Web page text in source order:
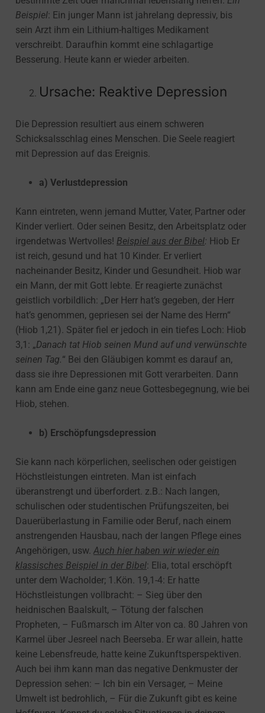
Beispiel: Ein junger Mann ist jahrelang depressiv, bis
sein Arzt ihm ein Lithium-haltiges Medikament
verschreibt. Daraufhin kommt eine schlagartige
Besserung. Heute kann er wieder arbeiten.
Ursache: Reaktive Depression
Die Depression resultiert aus einem schweren
Schicksalsschlag eines Menschen. Die Seele reagiert
mit Depression auf das Ereignis.
a) Verlustdepression
Kann eintreten, wenn jemand Mutter, Vater, Partner oder
Kinder verliert. Oder seinen Besitz, den Arbeitsplatz oder
irgendetwas Wertvolles! Beispiel aus der Bibel: Hiob Er
ist reich, gesund und hat 10 Kinder. Er verliert
nacheinander Besitz, Kinder und Gesundheit. Hiob war
ein Mann, der mit Gott lebte. Er reagierte zunächst
geistlich vorbildlich: „Der Herr hat’s gegeben, der Herr
hat’s genommen, gepriesen sei der Name des Herrn“
(Hiob 1,21). Später fiel er jedoch in ein tiefes Loch: Hiob
3,1: „Danach tat Hiob seinen Mund auf und verwünschte
seinen Tag.“ Bei den Gläubigen kommt es darauf an,
dass sie ihre Depressionen mit Gott verarbeiten. Dann
kann am Ende eine ganz neue Gottesbegegnung, wie bei
Hiob, stehen.
b) Erschöpfungsdepression
Sie kann nach körperlichen, seelischen oder geistigen
Höchstleistungen eintreten. Man ist einfach
überanstrengt und überfordert. z.B.: Nach langen,
schulischen oder studentischen Prüfungszeiten, bei
Dauerüberlastung in Familie oder Beruf, nach einem
anstrengenden Hausbau, nach der langen Pflege eines
Angehörigen, usw. Auch hier haben wir wieder ein
klassisches Beispiel in der Bibel: Elia, total erschöpft
unter dem Wacholder; 1.Kön. 19,1-4: Er hatte
Höchstleistungen vollbracht: – Sieg über den
heidnischen Baalskult, – Tötung der falschen
Propheten, – Fußmarsch im Alter von ca. 80 Jahren von
Karmel über Jesreel nach Beerseba. Er war allein, hatte
keine Lebensfreude, hatte keine Zukunftsperspektiven.
Auch bei ihm kann man das negative Denkmuster der
Depression sehen: – Ich bin ein Versager, – Meine
Umwelt ist bedrohlich, – Für die Zukunft gibt es keine